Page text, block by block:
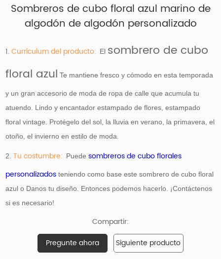
Sombreros de cubo floral azul marino de
algodón de algodón personalizado
1.Currículum del producto: El sombrero de cubo
floral azul Te mantiene fresco y cómodo en esta temporada
y un gran accesorio de moda de ropa de calle que acumula tu
atuendo. Lindo y encantador estampado de flores, estampado
floral vintage. Protégelo del sol, la lluvia en verano, la primavera, el
otoño, el invierno en estilo de moda.
2.Tu costumbre: Puedesombreros de cubo florales
personalizados teniendo como base este sombrero de cubo floral
azul o Danos tu diseño. Entonces podemos hacerlo. ¡Contáctenos
si es necesario!
Compartir:
Pregunte ahora
Siguiente producto